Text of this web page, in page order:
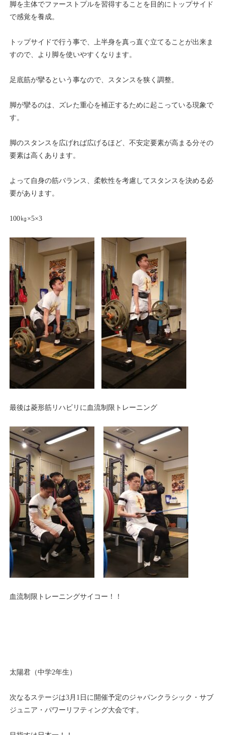
脚を主体でファーストプルを習得することを目的にトップサイド
で感覚を養成。
トップサイドで行う事で、上半身を真っ直ぐ立てることが出来ま
すので、より脚を使いやすくなります。
足底筋が攣るという事なので、スタンスを狭く調整。
脚が攣るのは、ズレた重心を補正するために起こっている現象で
す。
脚のスタンスを広げれば広げるほど、不安定要素が高まる分その
要素は高くあります。
よって自身の筋バランス、柔軟性を考慮してスタンスを決める必
要があります。
100㎏×5×3
最後は菱形筋リハビリに血流制限トレーニング
血流制限トレーニングサイコー！！
太陽君（中学2年生）
次なるステージは3月1日に開催予定のジャパンクラシック・サブ
ジュニア・パワーリフティング大会です。